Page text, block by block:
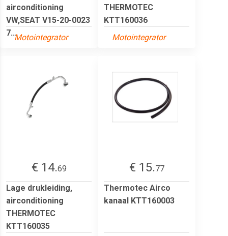
airconditioning
VW,SEAT V15-20-0023
7...Motointegrator
THERMOTEC
KTT160036
Motointegrator
€ 14.69
Lage drukleiding,
airconditioning
THERMOTEC
KTT160035
€ 15.77
Thermotec Airco
kanaal KTT160003